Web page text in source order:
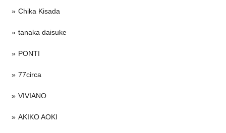
Chika Kisada
tanaka daisuke
PONTI
77circa
VIVIANO
AKIKO AOKI